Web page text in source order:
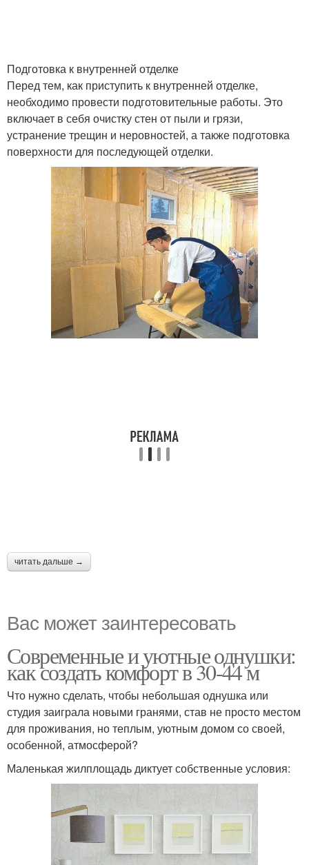
Подготовка к внутренней отделке
Перед тем, как приступить к внутренней отделке,
необходимо провести подготовительные работы. Это
включает в себя очистку стен от пыли и грязи,
устранение трещин и неровностей, а также подготовка
поверхности для последующей отделки.
читать дальше →
Вас может заинтересовать
Современные и уютные однушки:
как создать комфорт в 30-44 м
Что нужно сделать, чтобы небольшая однушка или
студия заиграла новыми гранями, став не просто местом
для проживания, но теплым, уютным домом со своей,
особенной, атмосферой?
Маленькая жилплощадь диктует собственные условия: